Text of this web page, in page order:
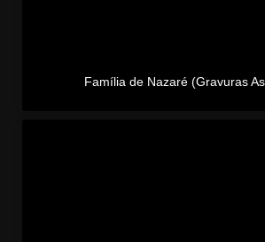
Família de Nazaré (Gravuras